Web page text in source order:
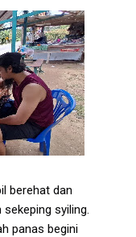
berehat dan
syiling.
panas begini